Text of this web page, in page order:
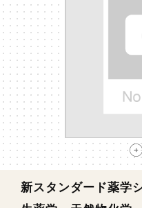
新スタンダード薬学